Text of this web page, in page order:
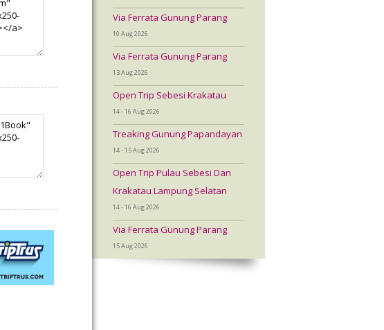
Via Ferrata Gunung Parang
10 Aug 2026
Via Ferrata Gunung Parang
13 Aug 2026
Open Trip Sebesi Krakatau
14 - 16 Aug 2026
Treaking Gunung Papandayan
14 - 15 Aug 2026
Open Trip Pulau Sebesi Dan
Krakatau Lampung Selatan
14 - 16 Aug 2026
Via Ferrata Gunung Parang
15 Aug 2026